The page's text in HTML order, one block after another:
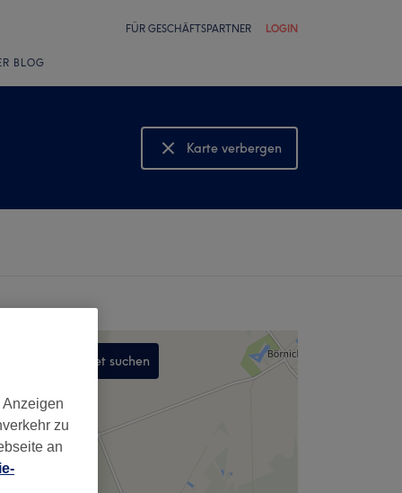
FÜR GESCHÄFTSPARTNER LOGIN
BLOG
Karte verbergen
Karte anzeigen
In diesem Gebiet suchen
zu
an